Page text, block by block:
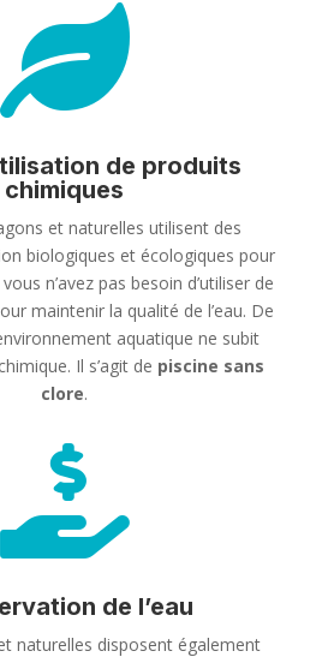

de produits
chimiques
et naturelles utilisent des
biologiques et écologiques pour
n’avez pas besoin d’utiliser de
maintenir la qualité de l’eau. De
aquatique ne subit
Il s’agit de piscine sans
clore.

de l’eau
naturelles disposent également